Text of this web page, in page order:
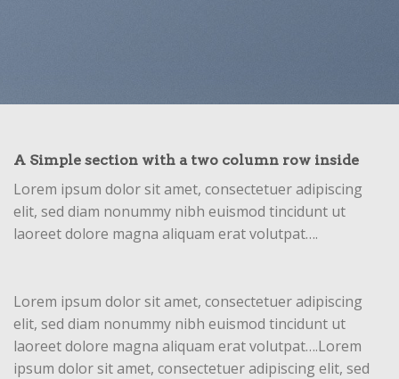
A Simple section with a two column row inside
Lorem ipsum dolor sit amet, consectetuer adipiscing
elit, sed diam nonummy nibh euismod tincidunt ut
laoreet dolore magna aliquam erat volutpat….
Lorem ipsum dolor sit amet, consectetuer adipiscing
elit, sed diam nonummy nibh euismod tincidunt ut
laoreet dolore magna aliquam erat volutpat….Lorem
ipsum dolor sit amet, consectetuer adipiscing elit, sed